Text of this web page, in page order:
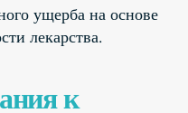
ущерба на основе
лекарства.
к